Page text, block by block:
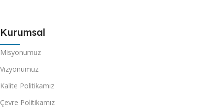
Kurumsal
Misyonumuz
Vizyonumuz
Kalite Politikamız
Çevre Politikamız